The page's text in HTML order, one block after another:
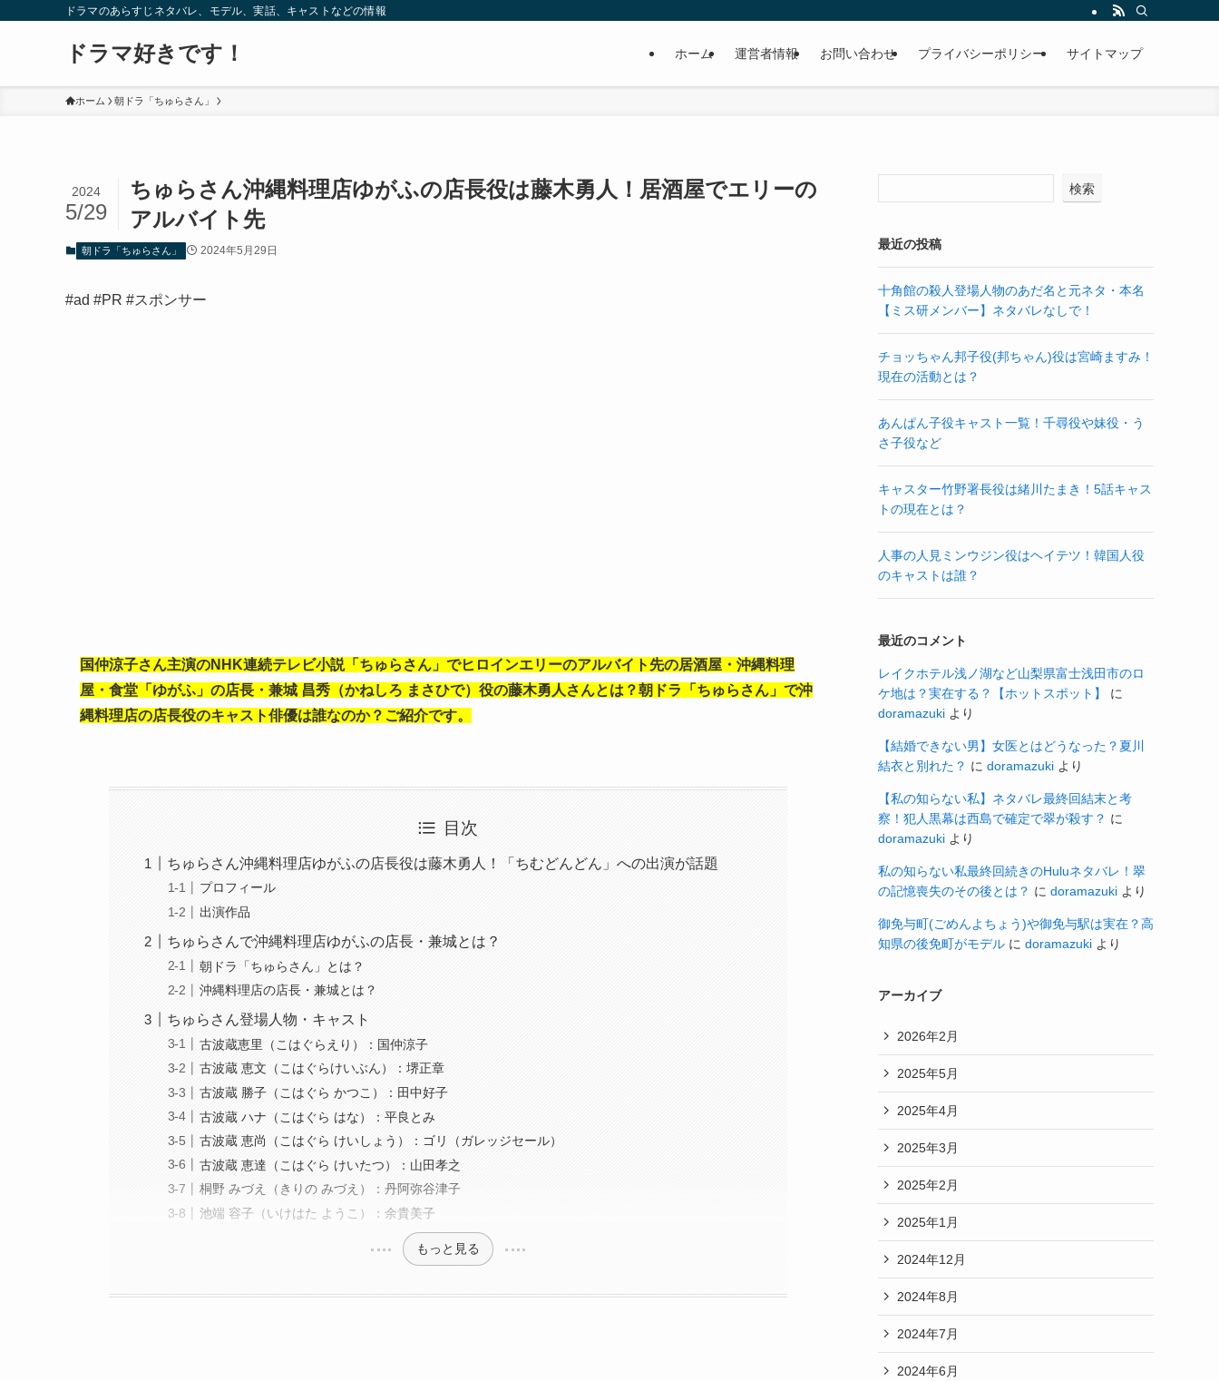
ドラマのあらすじネタバレ、モデル、実話、キャストなどの情報
ドラマ好きです！ ホーム 運営者情報 お問い合わせ プライバシーポリシー サイトマップ
ホーム 朝ドラ「ちゅらさん」
ちゅらさん沖縄料理店ゆがふの店長役は藤木勇人！居酒屋でエリーの
アルバイト先
2024
5/29
朝ドラ「ちゅらさん」 2024年5月29日
#ad #PR #スポンサー
国仲涼子さん主演のNHK連続テレビ小説「ちゅらさん」でヒロインエリーのアルバイト先の居酒屋・沖縄料理
屋・食堂「ゆがふ」 の店長・兼城 昌秀（かねしろ まさひで）役の藤木勇人さんとは？朝ドラ「ちゅらさん」で沖
縄料理店の店長役のキャスト俳優は誰なのか？ご紹介です。
目次
ちゅらさん沖縄料理店ゆがふの店長役は藤木勇人！「ちむどんどん」への出演が話題
プロフィール
出演作品
ちゅらさんで沖縄料理店ゆがふの店長・兼城とは？
朝ドラ「ちゅらさん」とは？
沖縄料理店の店長・兼城とは？
ちゅらさん登場人物・キャスト
古波蔵恵里（こはぐらえり）：国仲涼子
古波蔵 恵文（こはぐらけいぶん）：堺正章
古波蔵 勝子（こはぐら かつこ）：田中好子
古波蔵 ハナ（こはぐら はな）：平良とみ
古波蔵 恵尚（こはぐら けいしょう）：ゴリ（ガレッジセール）
古波蔵 恵達（こはぐら けいたつ）：山田孝之
桐野 みづえ（きりの みづえ）：丹阿弥谷津子
池端 容子（いけはた ようこ）：余貴美子
もっと見る
検索
最近の投稿
十角館の殺人登場人物のあだ名と元ネタ・本名
【ミス研メンバー】ネタバレなしで！
チョッちゃん邦子役(邦ちゃん)役は宮崎ますみ！
現在の活動とは？
あんぱん子役キャスト一覧！千尋役や妹役・う
さ子役など
キャスター竹野署長役は緒川たまき！5話キャス
トの現在とは？
人事の人見ミンウジン役はヘイテツ！韓国人役
のキャストは誰？
最近のコメント
レイクホテル浅ノ湖など山梨県富士浅田市のロ
ケ地は？実在する？【ホットスポット】
に
doramazuki より
【結婚できない男】女医とはどうなった？夏川
結衣と別れた？ に doramazuki より
【私の知らない私】ネタバレ最終回結末と考
察！犯人黒幕は西島で確定で翠が殺す？ に
doramazuki より
私の知らない私最終回続きのHuluネタバレ！翠
の記憶喪失のその後とは？ に doramazuki より
御免与町(ごめんよちょう)や御免与駅は実在？高
知県の後免町がモデル に doramazuki より
アーカイブ
2026年2月
2025年5月
2025年4月
2025年3月
2025年2月
2025年1月
2024年12月
2024年8月
2024年7月
2024年6月